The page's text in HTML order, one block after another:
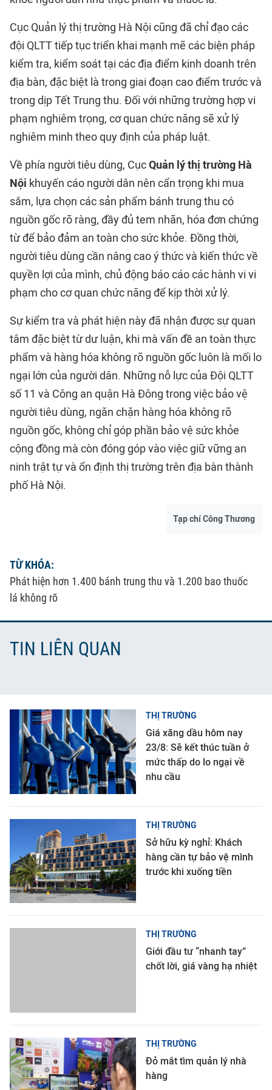
Cục Quản lý thị trường Hà Nội cũng đã chỉ đạo các
đội QLTT tiếp tục triển khai mạnh mẽ các biện pháp
kiểm tra, kiểm soát tại các địa điểm kinh doanh trên
địa bàn, đặc biệt là trong giai đoạn cao điểm trước và
trong dịp Tết Trung thu. Đối với những trường hợp vi
phạm nghiêm trọng, cơ quan chức năng sẽ xử lý
nghiêm minh theo quy định của pháp luật.
Về phía người tiêu dùng, CụcQuản lý thị trường Hà
Nội khuyến cáo người dân nên cẩn trọng khi mua
sắm, lựa chọn các sản phẩm bánh trung thu có
nguồn gốc rõ ràng, đầy đủ tem nhãn, hóa đơn chứng
từ để bảo đảm an toàn cho sức khỏe. Đồng thời,
người tiêu dùng cần nâng cao ý thức và kiến thức về
quyền lợi của mình, chủ động báo cáo các hành vi vi
phạm cho cơ quan chức năng để kịp thời xử lý.
Sự kiểm tra và phát hiện này đã nhận được sự quan
tâm đặc biệt từ dư luận, khi mà vấn đề an toàn thực
phẩm và hàng hóa không rõ nguồn gốc luôn là mối lo
ngại lớn của người dân. Những nỗ lực của Đội QLTT
số 11 và Công an quận Hà Đông trong việc bảo vệ
người tiêu dùng, ngăn chặn hàng hóa không rõ
nguồn gốc, không chỉ góp phần bảo vệ sức khỏe
cộng đồng mà còn đóng góp vào việc giữ vững an
ninh trật tự và ổn định thị trường trên địa bàn thành
phố Hà Nội.
Tạp chí Công Thương
TỪ KHÓA:
Phát hiện hơn 1.400 bánh trung thu và 1.200 bao thuốc
lá không rõ
TIN LIÊN QUAN
THỊ TRƯỜNG
Giá xăng dầu hôm nay
23/8: Sẽ kết thúc tuần ở
mức thấp do lo ngại về
nhu cầu
THỊ TRƯỜNG
Sở hữu kỳ nghỉ: Khách
hàng cần tự bảo vệ mình
trước khi xuống tiền
THỊ TRƯỜNG
Giới đầu tư “nhanh tay”
chốt lời, giá vàng hạ nhiệt
THỊ TRƯỜNG
Đỏ mắt tìm quản lý nhà
hàng